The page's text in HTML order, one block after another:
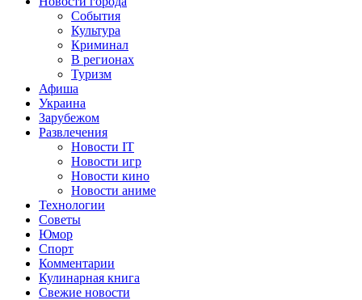
События
Культура
Криминал
В регионах
Туризм
Афиша
Украина
Зарубежом
Развлечения
Новости IT
Новости игр
Новости кино
Новости аниме
Технологии
Советы
Юмор
Спорт
Комментарии
Кулинарная книга
Свежие новости